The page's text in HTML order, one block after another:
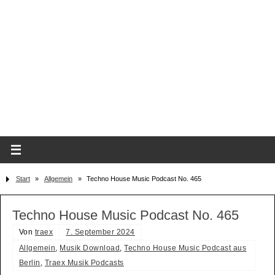
Start » Allgemein » Techno House Music Podcast No. 465
Techno House Music Podcast No. 465
Von traex
7. September 2024
Allgemein
Musik Download ,Techno House Music Podcast aus
Berlin
Traex Musik Podcasts